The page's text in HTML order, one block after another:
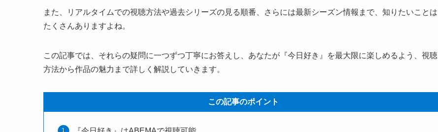
また、リアルタイムでの視聴方法や過去シリーズの見る順番、さらには最新シーズン情報まで、知りたいことは
たくさんありますよね。
この記事では、それらの疑問に一つずつ丁寧にお答えし、あなたが『今日好き』を最大限に楽しめるよう、視聴
方法から作品の魅力まで詳しく解説していきます。
この記事のポイント